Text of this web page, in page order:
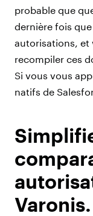
probable que
dernière fois
autorisations, et
recompiler ces
Si vous vous
natifs de
Varonis.